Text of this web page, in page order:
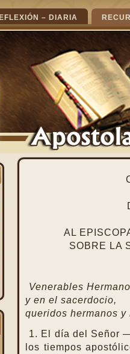
– DIARIA
AL
SOBRE LA
Venerables
y en el sacerdocio,
queridos hermanos y
1. El día del Señor
los tiempos